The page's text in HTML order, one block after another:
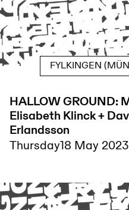
FYLKINGEN
HALLOW GROUND:
Elisabeth Klinck +
Erlandsson
Thursday18 May 2023